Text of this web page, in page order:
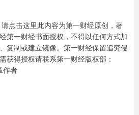
点击这里此内容为第一财经原创，著
第一财经书面授权，不得以任何方式加
复制或建立镜像。第一财经保留追究侵
获得授权请联系第一财经版权部：
作者